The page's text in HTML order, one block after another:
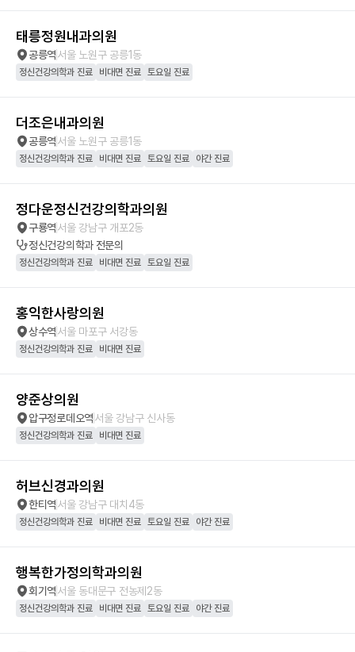
태릉정원내과의원
공릉역서울 노원구 공릉1동
정신건강의학과 진료 비대면 진료 토요일 진료
더조은내과의원
공릉역서울 노원구 공릉1동
정신건강의학과 진료 비대면 진료 토요일 진료 야간 진료
정다운정신건강의학과의원
구룡역서울 강남구 개포2동
정신건강의학과전문의
정신건강의학과 진료 비대면 진료 토요일 진료
홍익한사랑의원
상수역서울 마포구 서강동
정신건강의학과 진료 비대면 진료
양준상의원
압구정로데오역서울 강남구 신사동
정신건강의학과 진료 비대면 진료
허브신경과의원
한티역서울 강남구 대치4동
정신건강의학과 진료 비대면 진료 토요일 진료 야간 진료
행복한가정의학과의원
회기역서울 동대문구 전농제2동
정신건강의학과 진료 비대면 진료 토요일 진료 야간 진료